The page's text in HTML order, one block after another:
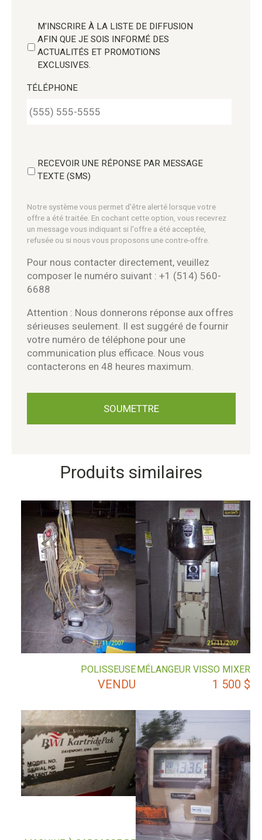
M'INSCRIRE À LA LISTE DE DIFFUSION
AFIN QUE JE SOIS INFORMÉ DES
ACTUALITÉS ET PROMOTIONS
EXCLUSIVES.
TÉLÉPHONE
RECEVOIR UNE RÉPONSE PAR MESSAGE
TEXTE (SMS)
Notre système vous permet d'être alerté lorsque votre
offre a été traitée. En cochant cette option, vous recevrez
un message vous indiquant si l'offre a été acceptée,
refusée ou si nous vous proposons une contre-offre.
Pour nous contacter directement, veuillez
composer le numéro suivant : +1 (514) 560-
6688
Attention : Nous donnerons réponse aux offres
sérieuses seulement. Il est suggéré de fournir
votre numéro de téléphone pour une
communication plus efficace. Nous vous
contacterons en 48 heures maximum.
Produits similaires
MÉLANGEUR VISSO MIXER
1 500 $
POLISSEUSE
VENDU